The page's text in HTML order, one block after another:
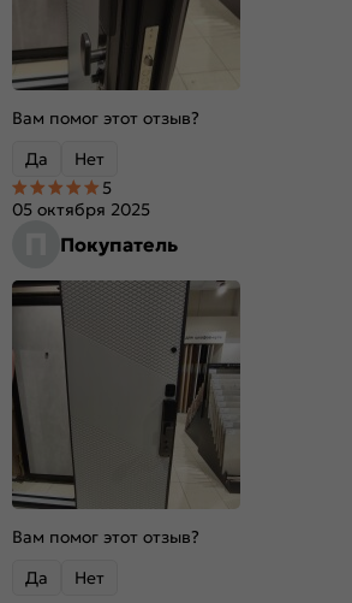
Вам помог этот отзыв?
Да
Нет
Покупатель
05 октября 2025
5
Вам помог этот отзыв?
Да
Нет